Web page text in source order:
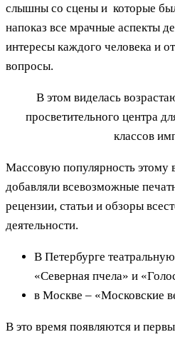
слышны со сцены и которые
напоказ все мрачные аспекты
интересы каждого человека и
вопросы.
В этом виделась
просветительного центра
классов
Массовую популярность этому
добавляли всевозможные
рецензии, статьи и обзоры
деятельности.
В Петербурге
«Северная пчела» и
в Москве – «Московские
В это время появляются и